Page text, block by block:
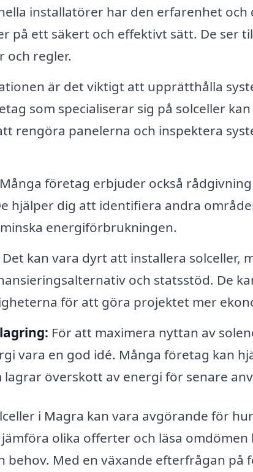
installatörer har den erfarenhet och
på ett säkert och effektivt sätt. De ser
och regler.
är det viktigt att upprätthålla
som specialiserar sig på solceller
rengöra panelerna och inspektera
Många företag erbjuder också
hjälper dig att identifiera andra
energiförbrukningen.
Det kan vara dyrt att installera solceller,
och statsstöd. De
för att göra projektet mer
För att maximera nyttan av
vara en god idé. Många företag kan
överskott av energi för senare
i Magra kan vara avgörande för
olika offerter och läsa
behov. Med en växande efterfrågan på